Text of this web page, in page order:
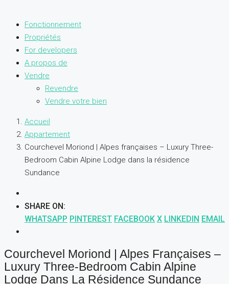
Fonctionnement
Propriétés
For developers
A propos de
Vendre
Revendre
Vendre votre bien
Accueil
Appartement
Courchevel Moriond | Alpes françaises – Luxury Three-
Bedroom Cabin Alpine Lodge dans la résidence
Sundance
SHARE ON:
WHATSAPP PINTEREST FACEBOOK X LINKEDIN EMAIL
Courchevel Moriond | Alpes Françaises –
Luxury Three-Bedroom Cabin Alpine
Lodge Dans La Résidence Sundance